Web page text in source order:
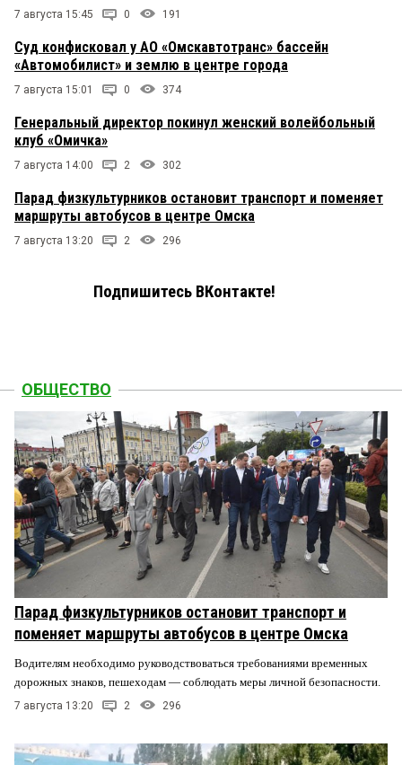
7 августа 15:45 0 191
Суд конфисковал у АО «Омскавтотранс» бассейн
«Автомобилист» и землю в центре города
7 августа 15:01 0 374
Генеральный директор покинул женский волейбольный
клуб «Омичка»
7 августа 14:00 2 302
Парад физкультурников остановит транспорт и поменяет
маршруты автобусов в центре Омска
7 августа 13:20 2 296
Подпишитесь ВКонтакте!
ОБЩЕСТВО
Парад физкультурников остановит транспорт и
поменяет маршруты автобусов в центре Омска
Водителям необходимо руководствоваться требованиями временных
дорожных знаков, пешеходам — соблюдать меры личной безопасности.
7 августа 13:20 2 296